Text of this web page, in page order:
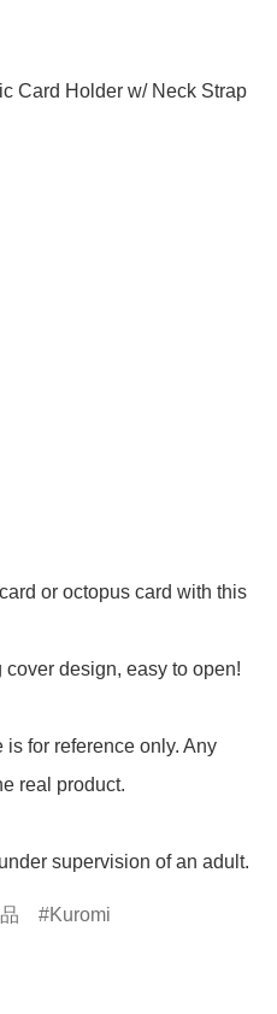
Card Holder w/ Neck Strap
or octopus card with this
design, easy to open!
for reference only. Any
real product.
supervision of an adult.
Kuromi